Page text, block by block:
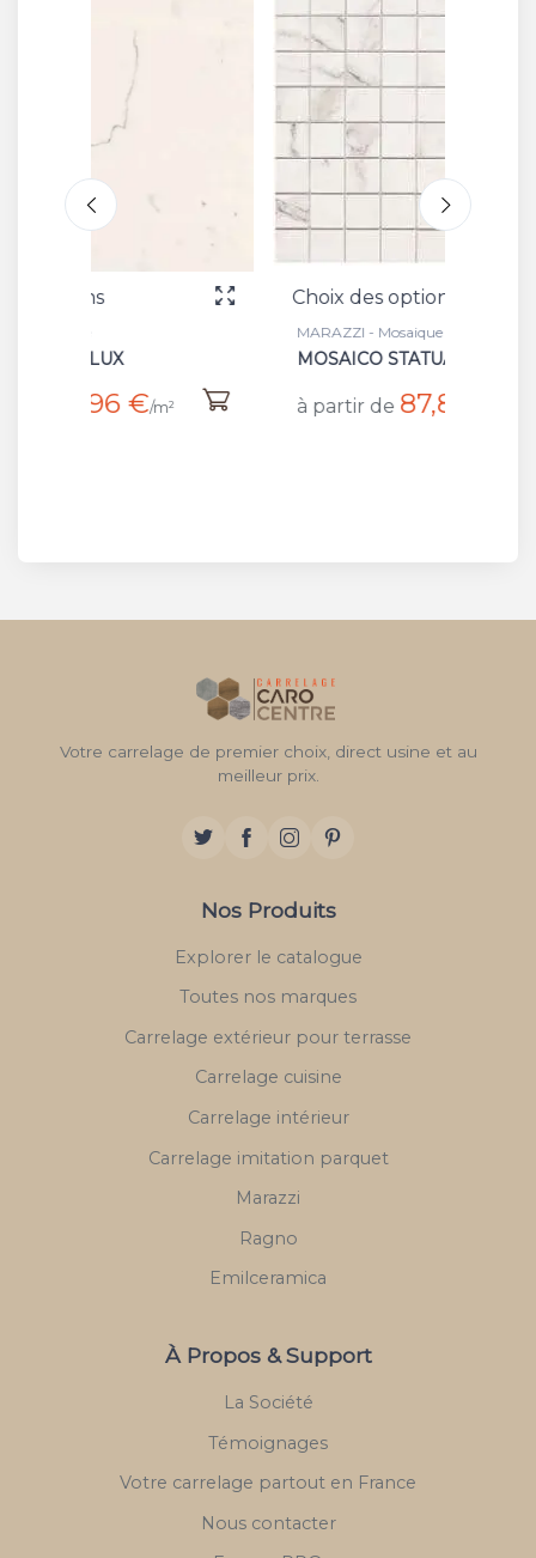
Choix des options
MOSAICO STATUARIO
à partir de 87,86 €/m²
Votre carrelage de premier choix, direct usine et au
meilleur prix.
Nos Produits
Explorer le catalogue
Toutes nos marques
Carrelage extérieur pour terrasse
Carrelage cuisine
Carrelage intérieur
Carrelage imitation parquet
Marazzi
Ragno
Emilceramica
À Propos & Support
La Société
Témoignages
Votre carrelage partout en France
Nous contacter